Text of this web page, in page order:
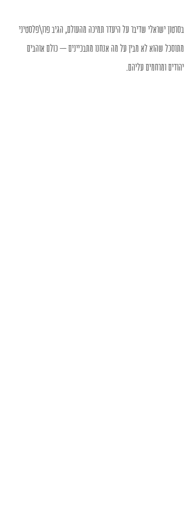
בסרטון ישראלי שדיבר על היעדר תמיכה מהעולם, הגיב פרו\פלסטיני
מתוסכל שהוא לא מבין על מה אנחנו מתבכיינים – כולם אוהבים
יהודים ומרחמים עליהם.